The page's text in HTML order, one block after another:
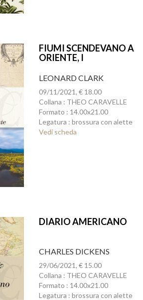
FIUMI SCENDEVANO A
ORIENTE, I
LEONARD CLARK
09/11/2021, € 18.00
Collana : THEO CARAVELLE
Formato : 14.00x21.00
Legatura : brossura con alette
Vedi scheda
DIARIO AMERICANO
CHARLES DICKENS
29/06/2021, € 15.00
Collana : THEO CARAVELLE
Formato : 14.00x21.00
Legatura : brossura con alette